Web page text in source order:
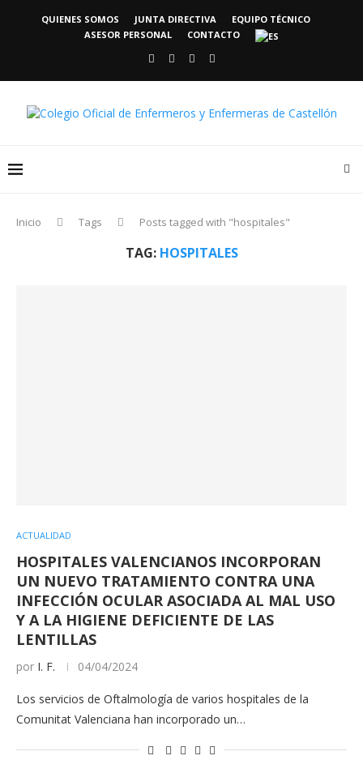
QUIENES SOMOS JUNTA DIRECTIVA
EQUIPO TÉCNICO
ASESOR PERSONAL
CONTACTO
Inicio Tags Posts tagged with "hospitales"
TAG: HOSPITALES
ACTUALIDAD
HOSPITALES VALENCIANOS INCORPORAN
UN NUEVO TRATAMIENTO CONTRA UNA
INFECCIÓN OCULAR ASOCIADA AL MAL USO
Y A LA HIGIENE DEFICIENTE DE LAS
LENTILLAS
por I. F. 04/04/2024
Los servicios de Oftalmología de varios hospitales de la
Comunitat Valenciana han incorporado un…